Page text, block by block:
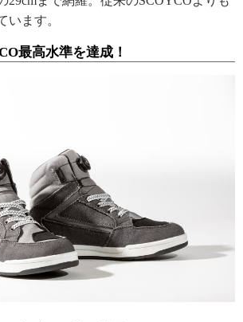
います。
最高水準を達成！